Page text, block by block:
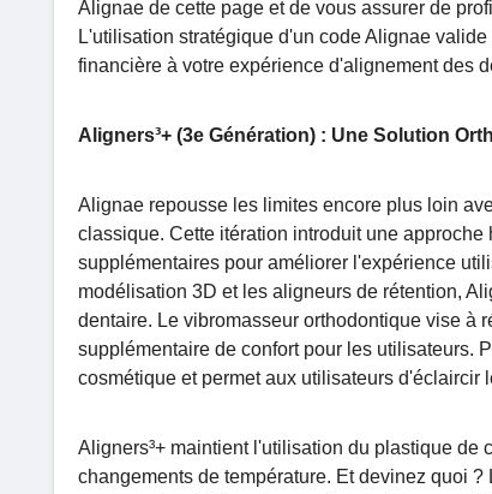
Alignae de cette page et de vous assurer de
L'utilisation stratégique d'un code Alignae
financière à votre expérience d'alignement des
Aligners³+ (3e Génération) : Une Solution
Alignae repousse les limites encore plus loin
classique. Cette itération introduit une
supplémentaires pour améliorer l'expérience
modélisation 3D et les aligneurs de rétention,
dentaire. Le vibromasseur orthodontique vise à
supplémentaire de confort pour les utilisateurs.
cosmétique et permet aux utilisateurs
Aligners³+ maintient l'utilisation du plastique de
changements de température. Et devinez quoi